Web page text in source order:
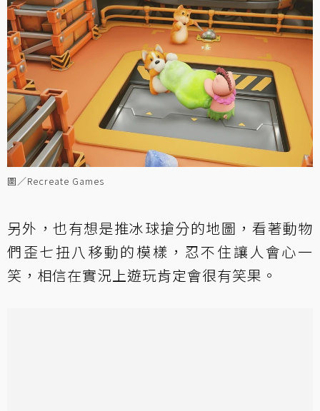
圖／Recreate Games
另外，也有想是推冰球搶分的地圖，看著動物
們歪七扭八移動的模樣，忍不住讓人會心一
笑，相信在實況上遊玩肯定會很有笑果。